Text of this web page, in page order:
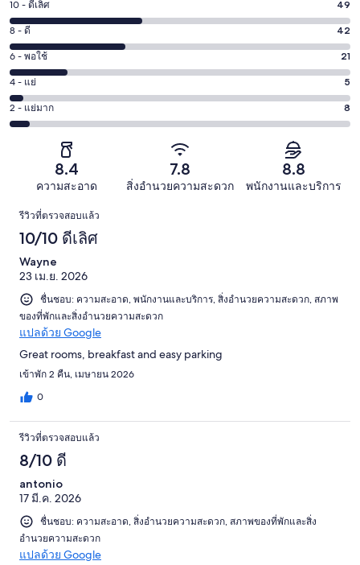
คะแนน
10
-
ดี
เลิศ
49
จาก
10 - ดีเลิศ 49
คะแนน
8
-
ดี
42
จาก
8 - ดี 42
คะแนน
6
-
พอใช้
21
6 - พอใช้ 21
คะแนน
4
-
รีวิว
4 - แย่ 5
คะแนน
2
จาก
125
รีวิว
2 - แย่มาก 8
8.4
ความสะอาด
7.8
สิ่งอำนวยความสะดวก
8.8
พนักงานและบริการ
รีวิว
รีวิวที่ตรวจสอบแล้ว
10/10 ดีเลิศ
Wayne
23 เม.ย. 2026
ชื่นชอบ: ความสะอาด, พนักงานและบริการ, สิ่งอำนวยความสะดวก, สภาพ
ของที่พักและสิ่งอำนวยความสะดวก
แปลด้วย Google
Great rooms, breakfast and easy parking
เข้าพัก 2 คืน, เมษายน 2026
0
รีวิวที่ตรวจสอบแล้ว
8/10 ดี
antonio
17 มี.ค. 2026
ชื่นชอบ: ความสะอาด, สิ่งอำนวยความสะดวก, สภาพของที่พักและสิ่ง
อำนวยความสะดวก
แปลด้วย Google